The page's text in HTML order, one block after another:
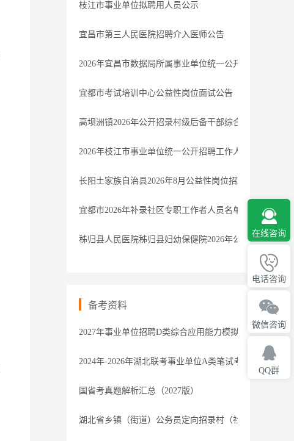
枝江市事业单位拟聘用人员公示
宜昌市第三人民医院招聘介入医师公告
2026年宜昌市数据局所属事业单位统一公开招聘工作人
宜都市考试培训中心公益性岗位面试公告
高坝洲镇2026年公开招录村级后备干部综合成绩的公告
2026年枝江市事业单位统一公开招聘工作人员拟聘用人
长阳土家族自治县2026年8月公益性岗位招聘公告
宜都市2026年补录社区专职工作者人员名单公示
秭归县人民医院秭归县妇幼保健院2026年公开招聘非在
备考资料
2027年事业单位招聘D类综合应用能力模拟卷1解析
2024年-2026年湖北联考事业单位A类笔试考题-参考答案
国省考真题解析汇总（2027版）
湖北省乡镇（街道）公务员定向招录村（社区）干部笔
在线咨询
电话咨询
微信咨询
QQ群